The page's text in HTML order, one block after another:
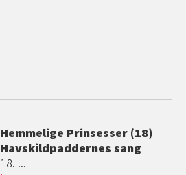
Hemmelige Prinsesser (18)
Havskildpaddernes sang
18. ...